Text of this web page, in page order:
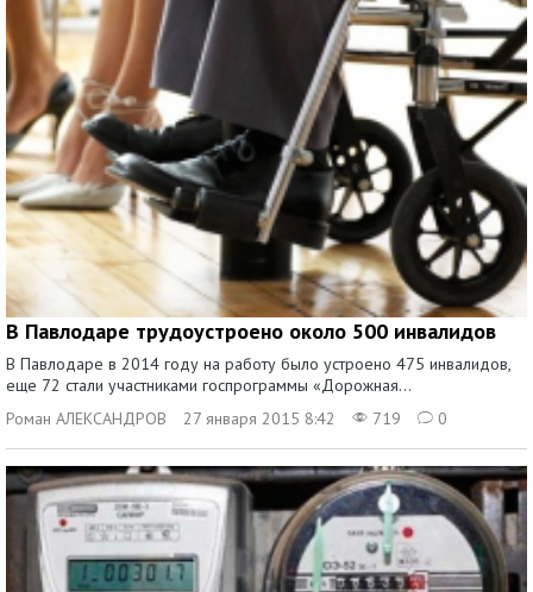
В Павлодаре трудоустроено около 500 инвалидов
В Павлодаре в 2014 году на работу было устроено 475 инвалидов,
еще 72 стали участниками госпрограммы «Дорожная...
Роман АЛЕКСАНДРОВ
27 января 2015 8:42 719 0